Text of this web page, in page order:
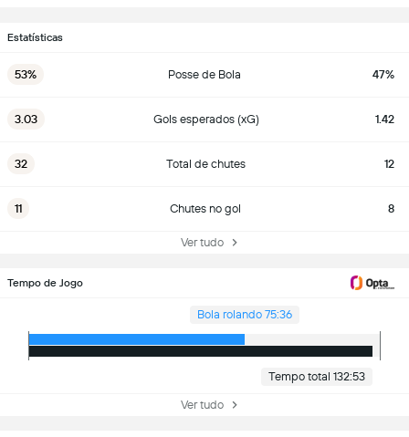
Estatísticas
53% Posse de Bola 47%
3.03 Gols esperados (xG) 1.42
32 Total de chutes 12
11 Chutes no gol 8
Ver tudo
Tempo de Jogo
Bola rolando 75:36
Tempo total 132:53
Ver tudo